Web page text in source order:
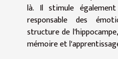
là. Il stimule
responsable des
structure de
mémoire et